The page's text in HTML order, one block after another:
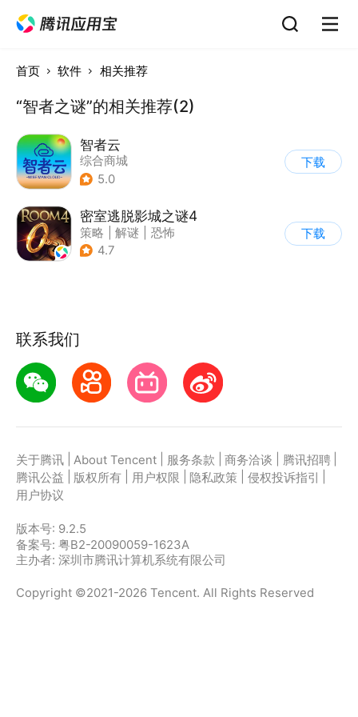
首页 软件 相关推荐
“智者之谜”的相关推荐(2)
智者云
综合商城
5.0
下载
密室逃脱影城之谜4
策略 解谜
恐怖
| 密室逃脱
4.7
下载
联系我们
关于腾讯 About Tencent 服务条款 商务洽谈 腾讯招聘
腾讯公益
版权所有 用户权限 隐私政策 侵权投诉指引
用户协议
版本号: 9.2.5
备案号: 粤B2-20090059-1623A
主办者: 深圳市腾讯计算机系统有限公司
Copyright ©2021-2026 Tencent. All Rights Reserved